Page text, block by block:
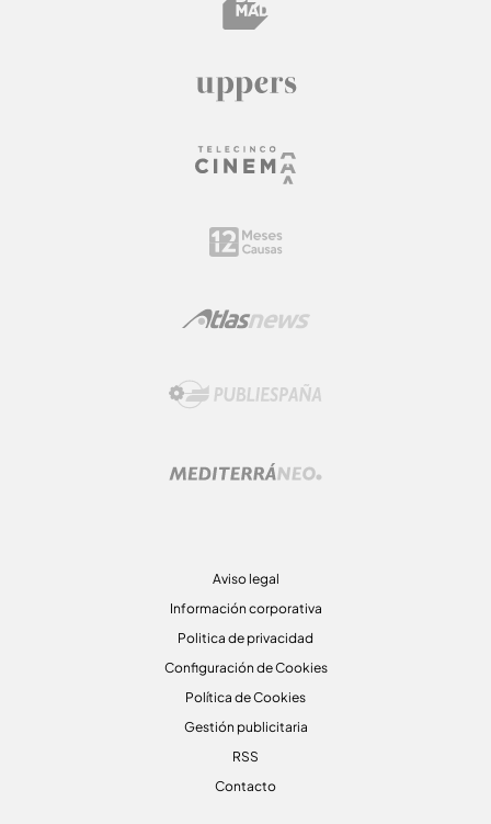
Aviso legal
Información corporativa
Politica de privacidad
Configuración de Cookies
Política de Cookies
Gestión publicitaria
RSS
Contacto